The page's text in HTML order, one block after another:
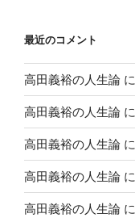
ン
最近のコメント
高田義裕の人生論 に
高田義裕の人生論 に
高田義裕の人生論 に
高田義裕の人生論 に
高田義裕の人生論 に